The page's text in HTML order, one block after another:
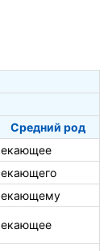
Средний род
екающее
екающего
екающему
екающее